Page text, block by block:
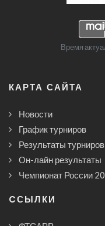
Время
КАРТА САЙТА
Новости
График турниров
Результаты турниров
Он-лайн результаты
Чемпионат России
CСЫЛКИ